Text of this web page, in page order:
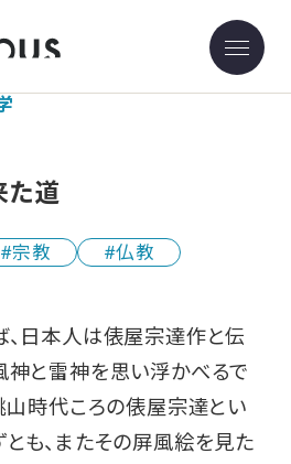
た道
宗教
仏教
、日本人は俵屋宗達作と伝
神と雷神を思い浮かべるで
山時代ころの俵屋宗達とい
も、またその屏風絵を見た